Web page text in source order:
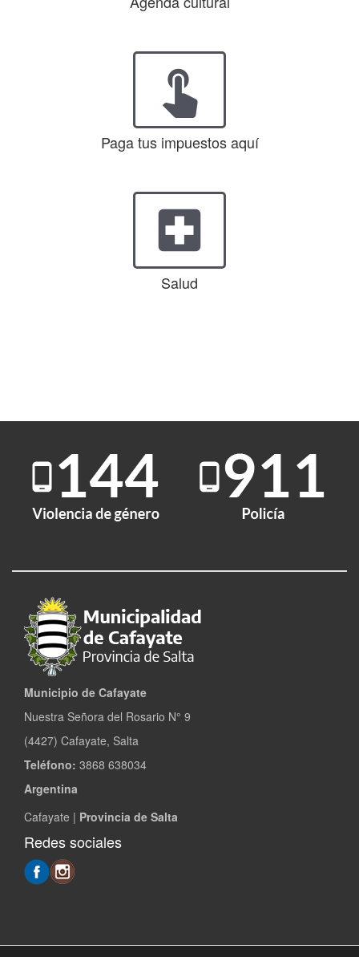
touch_app
Paga tus impuestos aquí
local_hospital
Salud
Municipio de Cafayate
Nuestra Señora del Rosario N° 9
(4427) Cafayate, Salta
Teléfono: 3868 638034
Argentina
Cafayate | Provincia de Salta
Redes sociales